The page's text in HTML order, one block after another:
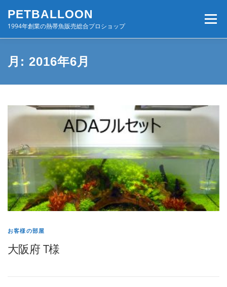
ッ
PETBALLOON
1994年創業の熱帯魚販売総合プロショップ
メニュー
ホーム 入荷速報
月: 2016年6月
お客様の部屋
大阪府 T様